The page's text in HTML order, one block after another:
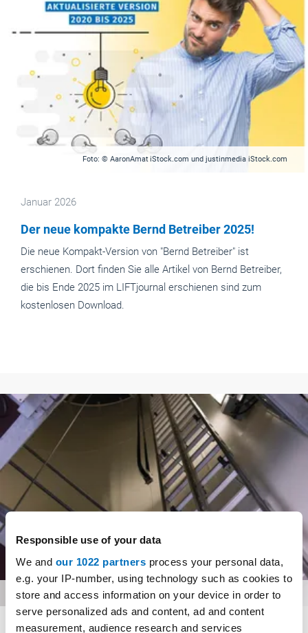
Responsible use of your data
We and our 1022 partners process your personal data,
e.g. your IP-number, using technology such as cookies to
store and access information on your device in order to
serve personalized ads and content, ad and content
measurement, audience research and services
Foto: © AaronAmat iStock.com und justinmedia iStock.com
Januar 2026
Der neue kompakte Bernd Betreiber 2025!
Die neue Kompakt-Version von "Bernd Betreiber" ist
erschienen. Dort finden Sie alle Artikel von Bernd Betreiber,
die bis Ende 2025 im LIFTjournal erschienen sind zum
kostenlosen Download.
Foto: © CS-0CB7D-32A9/shutterstock